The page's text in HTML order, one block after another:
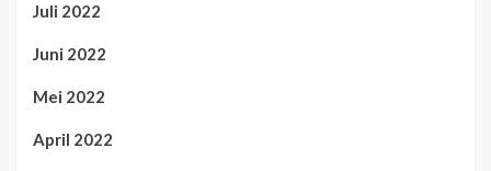
Juli 2022
Juni 2022
Mei 2022
April 2022